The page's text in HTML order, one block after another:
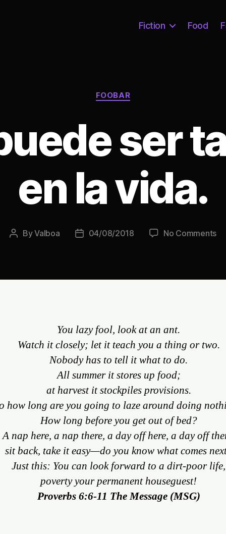
Fiction Food
Categories
FOOBAR
ser
en la vida.
PostByValboa
Post04/08/2018 No Commentson
You lazy fool, look at an ant.
Watch it closely; let it teach you a thing or two.
Nobody has to tell it what to do.
All summer it stores up food;
at harvest it stockpiles provisions.
how long are you going to laze around doing
How long before you get out of bed?
A nap here, a nap there, a day off here, a day off
sit back, take it easy—do you know what comes
Just this: You can look forward to a dirt-poor life,
poverty your permanent houseguest!
Proverbs 6:6-11 The Message (MSG)